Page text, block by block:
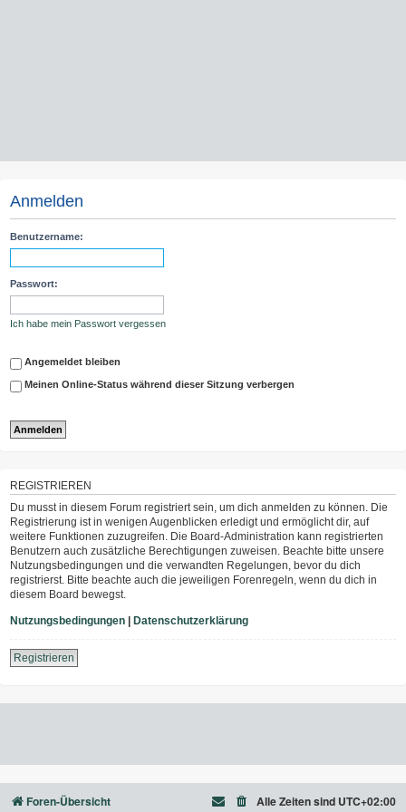
Anmelden
Benutzername:
Passwort:
Ich habe mein Passwort vergessen
Angemeldet bleiben
Meinen Online-Status während dieser Sitzung verbergen
REGISTRIEREN
Du musst in diesem Forum registriert sein, um dich anmelden zu können. Die
Registrierung ist in wenigen Augenblicken erledigt und ermöglicht dir, auf
weitere Funktionen zuzugreifen. Die Board-Administration kann registrierten
Benutzern auch zusätzliche Berechtigungen zuweisen. Beachte bitte unsere
Nutzungsbedingungen und die verwandten Regelungen, bevor du dich
registrierst. Bitte beachte auch die jeweiligen Forenregeln, wenn du dich in
diesem Board bewegst.
Nutzungsbedingungen | Datenschutzerklärung
Registrieren
Foren-Übersicht Alle Zeiten sind UTC+02:00